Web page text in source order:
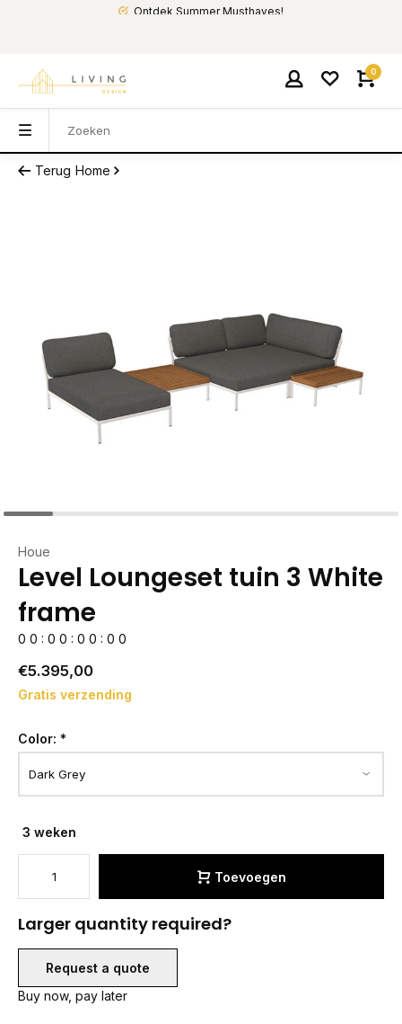
Ontdek Summer Musthaves!
0
Terug Home
Houe
Level Loungeset tuin 3 White
frame
0 0 : 0 0 : 0 0 : 0 0
€5.395,00
Gratis verzending
Color: *
3 weken
Toevoegen
Larger quantity required?
Request a quote
Buy now, pay later